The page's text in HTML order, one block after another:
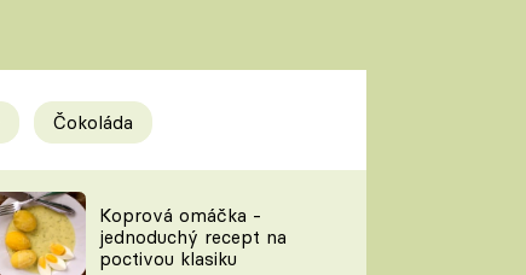
Prima LAJK
Sledujte nás
Čokoláda
Koprová omáčka -
jednoduchý recept na
poctivou klasiku